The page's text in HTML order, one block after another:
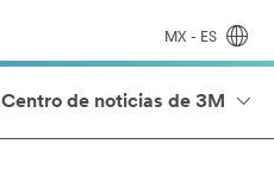
MX - ES
Centro de noticias de 3M